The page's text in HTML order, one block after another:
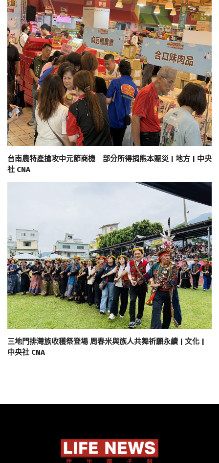
台南農特產搶攻中元節商機 部分所得捐熊本賑災 | 地方 | 中央
社 CNA
三地門排灣族收穫祭登場 周春米與族人共舞祈願永續 | 文化 |
中央社 CNA